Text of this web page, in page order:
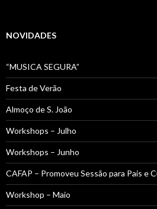
NOVIDADES
“MUSICA SEGURA”
Festa de Verão
Almoço de S. João
Workshops – Julho
Workshops – Junho
CAFAP – Promoveu Sessão para Pais e
Workshop – Maio